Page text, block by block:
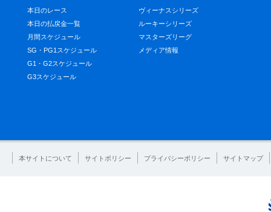
本日のレース
本日の払戻金一覧
月間スケジュール
SG・PG1スケジュール
G1・G2スケジュール
G3スケジュール
ヴィーナスシリーズ
ルーキーシリーズ
マスターズリーグ
メディア情報
本サイトについて サイトポリシー プライバシーポリシー サイトマップ